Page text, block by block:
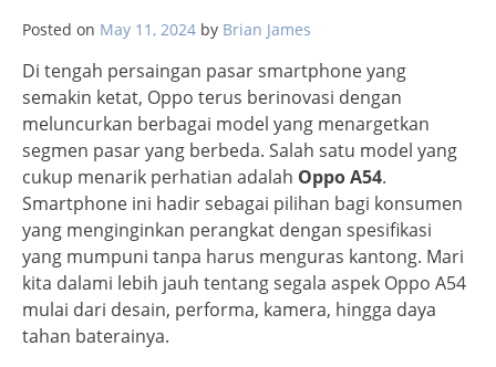
Posted on May 11, 2024 by Brian James
Di tengah persaingan pasar smartphone yang
semakin ketat, Oppo terus berinovasi dengan
meluncurkan berbagai model yang menargetkan
segmen pasar yang berbeda. Salah satu model yang
cukup menarik perhatian adalah Oppo A54.
Smartphone ini hadir sebagai pilihan bagi konsumen
yang menginginkan perangkat dengan spesifikasi
yang mumpuni tanpa harus menguras kantong. Mari
kita dalami lebih jauh tentang segala aspek Oppo A54
mulai dari desain, performa, kamera, hingga daya
tahan baterainya.